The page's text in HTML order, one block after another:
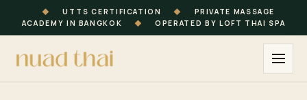
◆ UTTS CERTIFICATION ◆
PRIVATE MASSAGE
ACADEMY IN BANGKOK
◆ OPERATED BY LOFT THAI SPA